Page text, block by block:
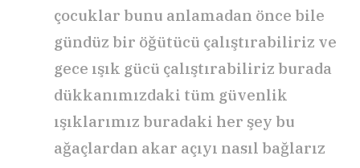
çocuklar bunu anlamadan önce bile
gündüz bir öğütücü çalıştırabiliriz ve
gece ışık gücü çalıştırabiliriz burada
dükkanımızdaki tüm güvenlik
ışıklarımız buradaki her şey bu
ağaçlardan akar açıyı nasıl bağlarız